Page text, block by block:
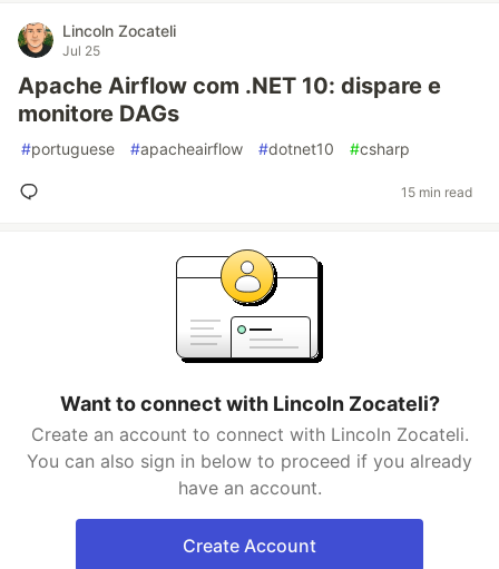
Lincoln Zocateli
Jul 25
Apache Airflow com .NET 10: dispare e
monitore DAGs
#portuguese #apacheairflow #dotnet10 #csharp
15 min read
Want to connect with Lincoln Zocateli?
Create an account to connect with Lincoln Zocateli.
You can also sign in below to proceed if you already
have an account.
Create Account